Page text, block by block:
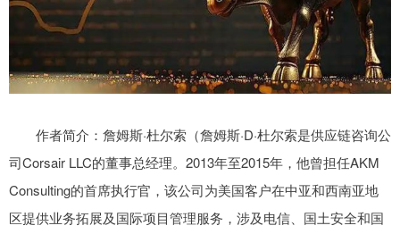
作者简介：詹姆斯·杜尔索（詹姆斯·D·杜尔索是供应链咨询公
司Corsair LLC的董事总经理。2013年至2015年，他曾担任AKM
Consulting的首席执行官，该公司为美国客户在中亚和西南亚地
区提供业务拓展及国际项目管理服务，涉及电信、国土安全和国